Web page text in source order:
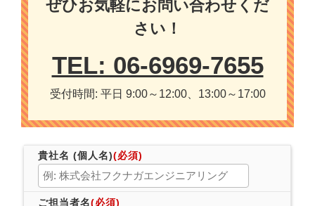
ぜひお気軽にお問い合わせくだ
さい！
TEL: 06-6969-7655
受付時間: 平日 9:00～12:00、13:00～17:00
貴社名 (個人名)(必須)
ご担当者名(必須)